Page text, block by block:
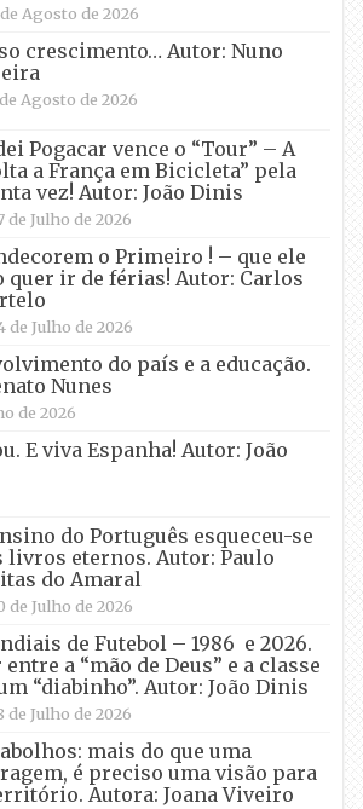
Agosto de 2026
crescimento… Autor: Nuno
Agosto de 2026
Pogacar vence o “Tour” – A
a França em Bicicleta” pela
vez! Autor: João Dinis
de Julho de 2026
o Primeiro ! – que ele
quer ir de férias! Autor: Carlos
de Julho de 2026
do país e a educação.
Nunes
de 2026
E viva Espanha! Autor: João
do Português esqueceu-se
livros eternos. Autor: Paulo
do Amaral
de Julho de 2026
de Futebol – 1986 e 2026.
entre a “mão de Deus” e a classe
“diabinho”. Autor: João Dinis
de Julho de 2026
mais do que uma
é preciso uma visão para
Autora: Joana Viveiro